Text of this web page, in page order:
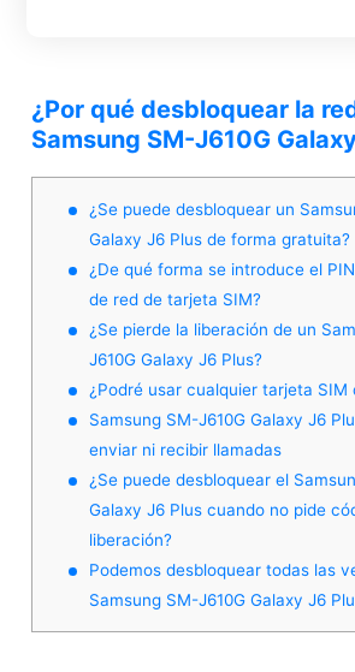
¿Por qué desbloquear la
Samsung SM-J610G
¿Se puede desbloquear un
Galaxy J6 Plus de forma gratuita?
¿De qué forma se introduce el
de red de tarjeta SIM?
¿Se pierde la liberación de un
J610G Galaxy J6 Plus?
¿Podré usar cualquier tarjeta SIM
Samsung SM-J610G Galaxy J6
enviar ni recibir llamadas
¿Se puede desbloquear el
Galaxy J6 Plus cuando no pide
liberación?
Podemos desbloquear todas las
Samsung SM-J610G Galaxy J6